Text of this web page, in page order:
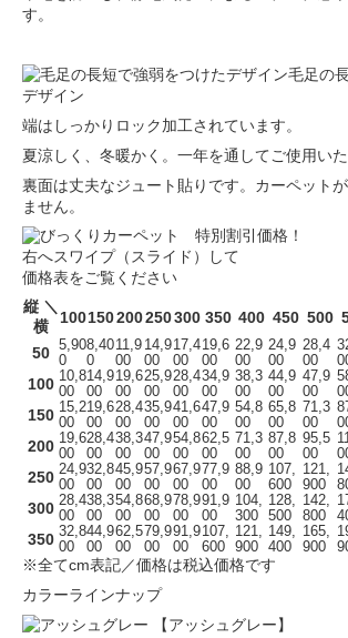
す。
毛足の
デザイン
端はしっかりロック加工されています。
夏涼しく、冬暖かく。一年を通してご使用いた
裏面は丈夫なジュート貼りです。カーペット
ません。
右へスワイプ（スライド）して
価格表をご覧ください
縦 ＼
横
100150200250300 350 400 450 500
50
5,90
0
8,40
0
11,9
00
14,9
00
17,4
00
19,6
00
22,9
00
24,9
00
28,4
00
100 10,8
00
14,9
00
19,6
00
25,9
00
28,4
00
34,9
00
38,3
00
44,9
00
47,9
00
150 15,2
00
19,6
00
28,4
00
35,9
00
41,6
00
47,9
00
54,8
00
65,8
00
71,3
00
200 19,6
00
28,4
00
38,3
00
47,9
00
54,8
00
62,5
00
71,3
00
87,8
00
95,5
00
250 24,9
00
32,8
00
45,9
00
57,9
00
67,9
00
77,9
00
88,9
00
107,
600
121,
900
300 28,4
00
38,3
00
54,8
00
68,9
00
78,9
00
91,9
00
104,
300
128,
500
142,
800
350 32,8
00
44,9
00
62,5
00
79,9
00
91,9
00
107,
600
121,
900
149,
400
165,
900
※全てcm表記／価格は税込価格です
カラーラインナップ
【アッシュグレー】